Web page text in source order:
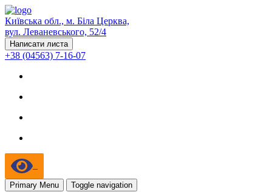
Київська обл., м. Біла Церква,
вул. Леваневського, 52/4
Написати листа
+38 (04563) 7-16-07
Primary Menu Toggle navigation